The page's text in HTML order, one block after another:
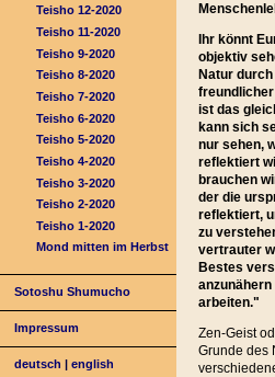
Teisho 12-2020
Teisho 11-2020
Teisho 9-2020
Teisho 8-2020
Teisho 7-2020
Teisho 6-2020
Teisho 5-2020
Teisho 4-2020
Teisho 3-2020
Teisho 2-2020
Teisho 1-2020
Mond mitten im Herbst
Sotoshu Shumucho
Impressum
deutsch |english
Ihr könnt
objektiv
Natur
ist das
kann sich
nur sehen,
reflektiert
brauchen
der die
reflektiert,
zu
vertrauter
Bestes
arbeiten."
Zen-Geist
Grunde des